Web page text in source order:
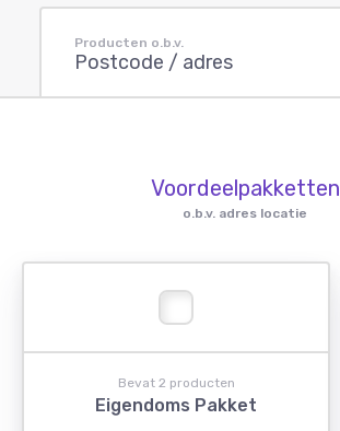
Producten o.b.v.
Postcode / adres
Voordeelpakketten
o.b.v. adres locatie
Bevat 2 producten
Eigendoms Pakket